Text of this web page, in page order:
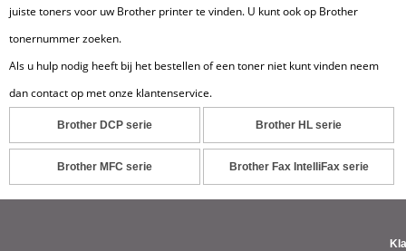
juiste toners voor uw Brother printer te vinden. U kunt ook op Brother
tonernummer zoeken.
Als u hulp nodig heeft bij het bestellen of een toner niet kunt vinden neem
dan contact op met onze klantenservice.
Brother DCP serie Brother HL serie
Brother MFC serie Brother Fax IntelliFax serie